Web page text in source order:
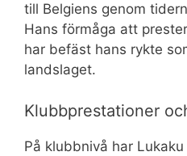
till Belgiens genom
Hans förmåga att
har befäst hans rykte
landslaget.
Klubbprestationer
På klubbnivå har